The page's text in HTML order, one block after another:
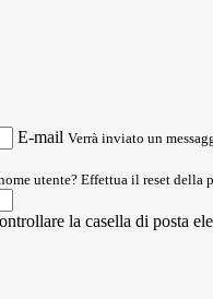
E-mail Verrà inviato un
utente? Effettua il reset della
la casella di posta